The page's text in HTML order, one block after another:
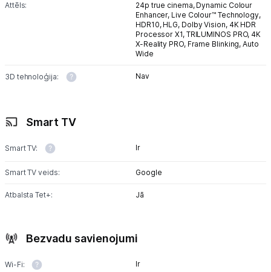
Piegāde un apmaksa
Tet pakalpojumi
Informācija
Attēls: 24p true cinema, Dynamic Colour
Enhancer, Live Colour™ Technology,
HDR10, HLG, Dolby Vision, 4K HDR
Processor X1, TRILUMINOS PRO, 4K
X-Reality PRO, Frame Blinking,Auto
Wide
3D tehnoloģija: Nav
Smart TV
Smart TV: Ir
Smart TV veids: Google
Atbalsta Tet+: Jā
Bezvadu savienojumi
Wi-Fi: Ir